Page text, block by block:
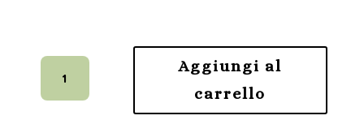
Coniglio
Alessio
-
Aggiungi al
carrello